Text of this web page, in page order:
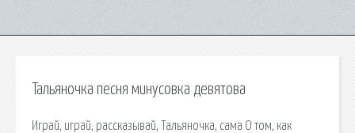
Тальяночка песня минусовка девятова
Играй, играй, рассказывай, Тальяночка, сама О том, как